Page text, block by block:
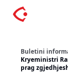
Buletini
Kryeministri
prag